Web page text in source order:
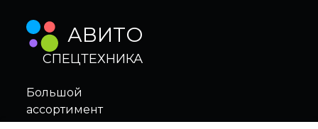
АВИТО
Большой
ассортимент
СПЕЦТЕХНИКА